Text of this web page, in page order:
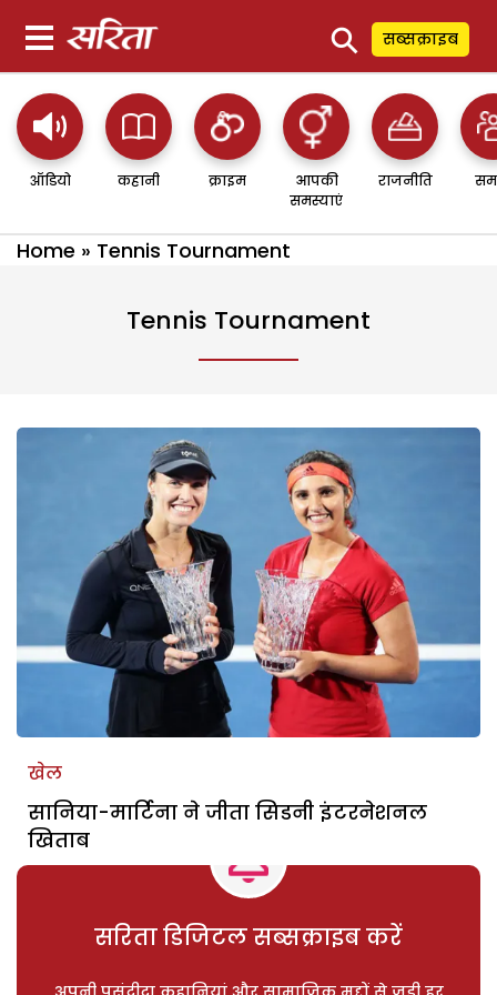
⚲ सब्सक्राइब
ऑडियो कहानी क्राइम
आपकी
समस्याएं
राजनीति
Home » Tennis Tournament
Tennis Tournament
खेल
सानिया-मार्टिना ने जीता सिडनी इंटरनेशनल
खिताब
सरिता डिजिटल सब्सक्राइब करें